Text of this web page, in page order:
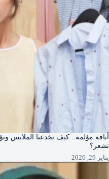
أناقة مؤلمة.. كيف تخدعنا الملابس
نشعر؟
يناير 29, 2026